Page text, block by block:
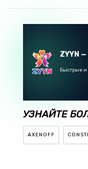
УЗНАЙТЕ
AXENOFF